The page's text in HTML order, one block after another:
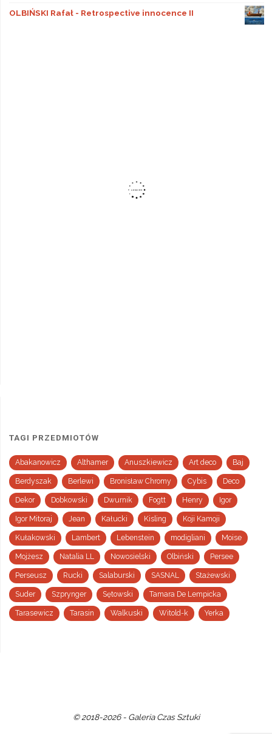
OLBIŃSKI Rafał - Retrospective innocence II
TAGI PRZEDMIOTÓW
Abakanowicz Althamer Anuszkiewicz Art deco Baj
Berdyszak Berlewi Bronisław Chromy Cybis Deco
Dekor Dobkowski Dwurnik Fogtt Henry Igor
Igor Mitoraj Jean Kałucki Kisling Koji Kamoji
Kułakowski Lambert Lebenstein modigliani Moise
Mojżesz Natalia LL Nowosielski Olbiński Persee
Perseusz Rucki Salaburski SASNAL Stażewski
Suder Szprynger Sętowski Tamara De Lempicka
Tarasewicz Tarasin Walkuski Witold-k Yerka
© 2018-2026 - Galeria Czas Sztuki